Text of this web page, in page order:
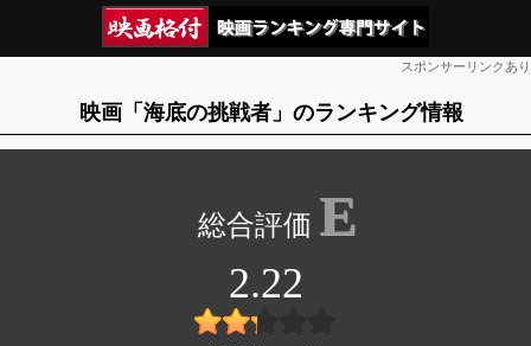
スポンサーリンクあり
映画「海底の挑戦者」のランキング情報
E
2.22